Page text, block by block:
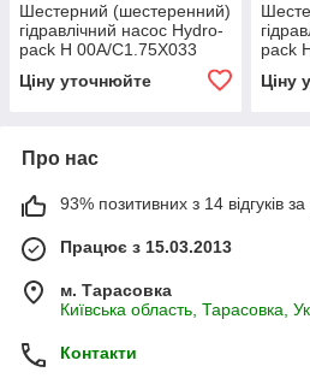
Шестерний (шестеренний)
гідравлічний насос Hydro-
pack H 00A/C1.75X033
Ціну уточнюйте
pack
Ціну
Про нас
93% позитивних з 14 відгуків за
Працює з 15.03.2013
м. Тарасовка
Київська область, Тарасовка,
Контакти